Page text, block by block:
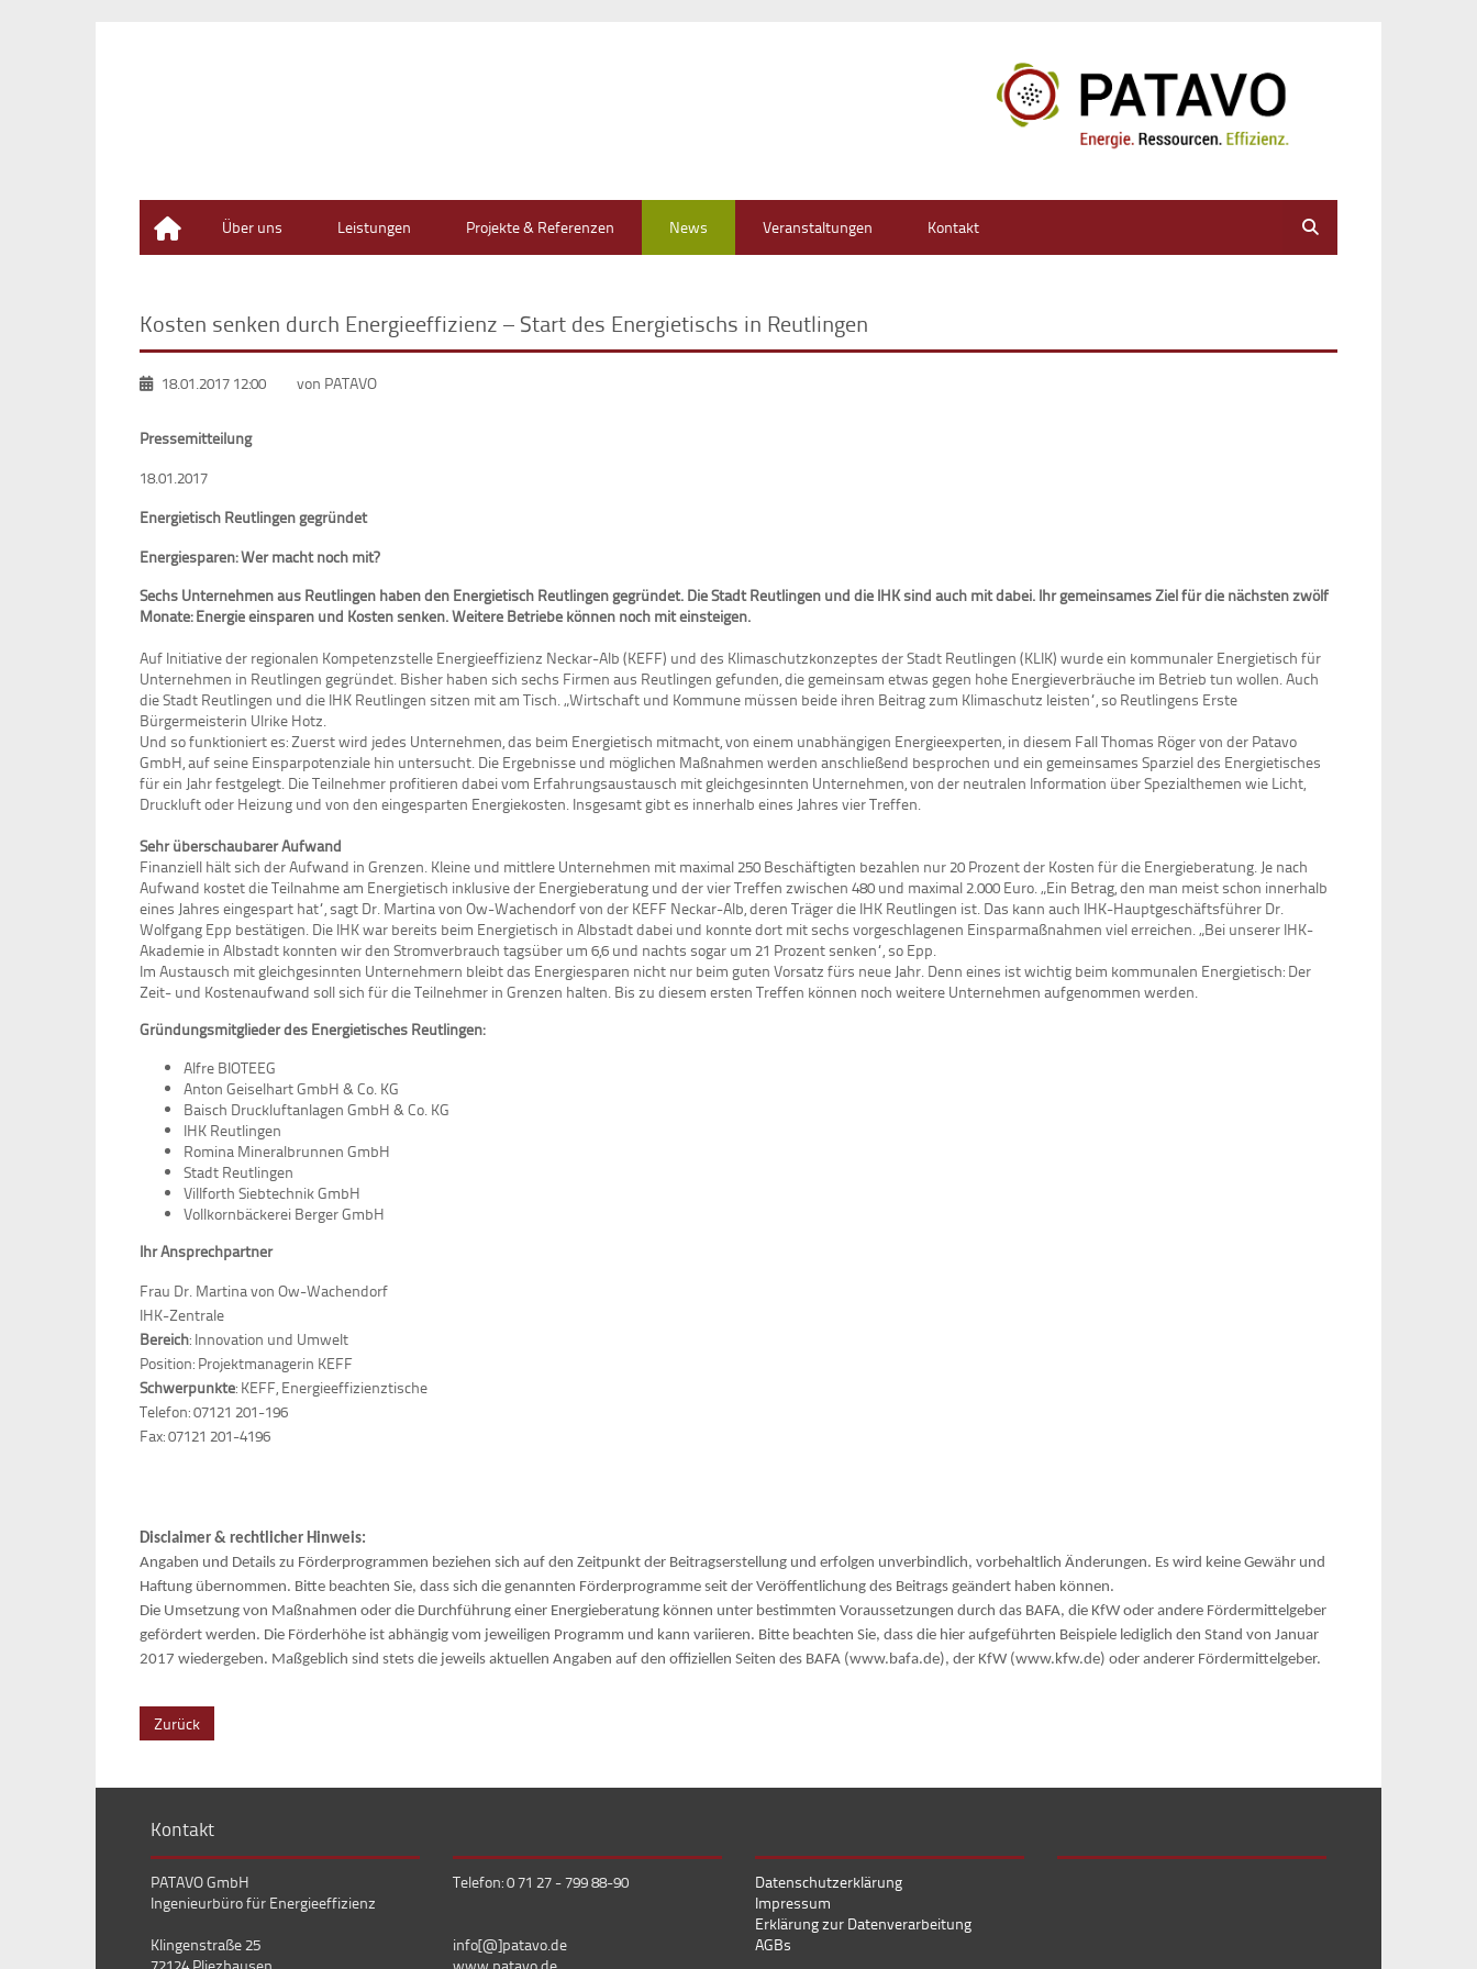
Home
Über uns Leistungen Projekte & Referenzen News Veranstaltungen Kontakt Suche
Kosten senken durch Energieeffizienz – Start des Energietischs in Reutlingen
18.01.2017 12:00 von PATAVO
Pressemitteilung
18.01.2017
Energietisch Reutlingen gegründet
Energiesparen: Wer macht noch mit?
Sechs Unternehmen aus Reutlingen haben den Energietisch Reutlingen gegründet. Die Stadt Reutlingen und die IHK sind auch mit dabei. Ihr gemeinsames Ziel für die nächsten zwölf
Monate: Energie einsparen und Kosten senken. Weitere Betriebe können noch mit einsteigen.
Auf Initiative der regionalen Kompetenzstelle Energieeffizienz Neckar-Alb (KEFF) und des Klimaschutzkonzeptes der Stadt Reutlingen (KLIK) wurde ein kommunaler Energietisch für
Unternehmen in Reutlingen gegründet. Bisher haben sich sechs Firmen aus Reutlingen gefunden, die gemeinsam etwas gegen hohe Energieverbräuche im Betrieb tun wollen. Auch
die Stadt Reutlingen und die IHK Reutlingen sitzen mit am Tisch. „Wirtschaft und Kommune müssen beide ihren Beitrag zum Klimaschutz leisten“, so Reutlingens Erste
Bürgermeisterin Ulrike Hotz.
Und so funktioniert es: Zuerst wird jedes Unternehmen, das beim Energietisch mitmacht, von einem unabhängigen Energieexperten, in diesem Fall Thomas Röger von der Patavo
GmbH, auf seine Einsparpotenziale hin untersucht. Die Ergebnisse und möglichen Maßnahmen werden anschließend besprochen und ein gemeinsames Sparziel des Energietisches
für ein Jahr festgelegt. Die Teilnehmer profitieren dabei vom Erfahrungsaustausch mit gleichgesinnten Unternehmen, von der neutralen Information über Spezialthemen wie Licht,
Druckluft oder Heizung und von den eingesparten Energiekosten. Insgesamt gibt es innerhalb eines Jahres vier Treffen.
Sehr überschaubarer Aufwand
Finanziell hält sich der Aufwand in Grenzen. Kleine und mittlere Unternehmen mit maximal 250 Beschäftigten bezahlen nur 20 Prozent der Kosten für die Energieberatung. Je nach
Aufwand kostet die Teilnahme am Energietisch inklusive der Energieberatung und der vier Treffen zwischen 480 und maximal 2.000 Euro. „Ein Betrag, den man meist schon innerhalb
eines Jahres eingespart hat“, sagt Dr. Martina von Ow-Wachendorf von der KEFF Neckar-Alb, deren Träger die IHK Reutlingen ist. Das kann auch IHK-Hauptgeschäftsführer Dr.
Wolfgang Epp bestätigen. Die IHK war bereits beim Energietisch in Albstadt dabei und konnte dort mit sechs vorgeschlagenen Einsparmaßnahmen viel erreichen. „Bei unserer IHK-
Akademie in Albstadt konnten wir den Stromverbrauch tagsüber um 6,6 und nachts sogar um 21 Prozent senken“, so Epp.
Im Austausch mit gleichgesinnten Unternehmern bleibt das Energiesparen nicht nur beim guten Vorsatz fürs neue Jahr. Denn eines ist wichtig beim kommunalen Energietisch: Der
Zeit- und Kostenaufwand soll sich für die Teilnehmer in Grenzen halten. Bis zu diesem ersten Treffen können noch weitere Unternehmen aufgenommen werden.
Gründungsmitglieder des Energietisches Reutlingen:
Alfre BIOTEEG
Anton Geiselhart GmbH & Co. KG
Baisch Druckluftanlagen GmbH & Co. KG
IHK Reutlingen
Romina Mineralbrunnen GmbH
Stadt Reutlingen
Villforth Siebtechnik GmbH
Vollkornbäckerei Berger GmbH
Ihr Ansprechpartner
Frau Dr. Martina von Ow-Wachendorf
IHK-Zentrale
Bereich: Innovation und Umwelt
Position: Projektmanagerin KEFF
Schwerpunkte: KEFF, Energieeffizienztische
Telefon: 07121 201-196
Fax: 07121 201-4196
Disclaimer & rechtlicher Hinweis:
Angaben und Details zu Förderprogrammen beziehen sich auf den Zeitpunkt der Beitragserstellung und erfolgen unverbindlich, vorbehaltlich Änderungen. Es wird keine Gewähr und
Haftung übernommen. Bitte beachten Sie, dass sich die genannten Förderprogramme seit der Veröffentlichung des Beitrags geändert haben können.
Die Umsetzung von Maßnahmen oder die Durchführung einer Energieberatung können unter bestimmten Voraussetzungen durch das BAFA, die KfW oder andere Fördermittelgeber
gefördert werden. Die Förderhöhe ist abhängig vom jeweiligen Programm und kann variieren. Bitte beachten Sie, dass die hier aufgeführten Beispiele lediglich den Stand von Januar
2017 wiedergeben. Maßgeblich sind stets die jeweils aktuellen Angaben auf den offiziellen Seiten des BAFA (www.bafa.de), der KfW (www.kfw.de) oder anderer Fördermittelgeber.
Zurück
Kontakt
PATAVO GmbH
Ingenieurbüro für Energieeffizienz
Klingenstraße 25
Telefon: 0 71 27 - 799 88-90
info[@]patavo.de
Datenschutzerklärung
Impressum
Erklärung zur Datenverarbeitung
AGBs